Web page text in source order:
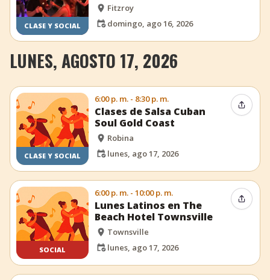
CLASE Y SOCIAL
Fitzroy
domingo, ago 16, 2026
LUNES, AGOSTO 17, 2026
CLASE Y SOCIAL
6:00 p. m. - 8:30 p. m.
Clases de Salsa Cuban
Soul Gold Coast
Robina
lunes, ago 17, 2026
SOCIAL
6:00 p. m. - 10:00 p. m.
Lunes Latinos en The
Beach Hotel Townsville
Townsville
lunes, ago 17, 2026